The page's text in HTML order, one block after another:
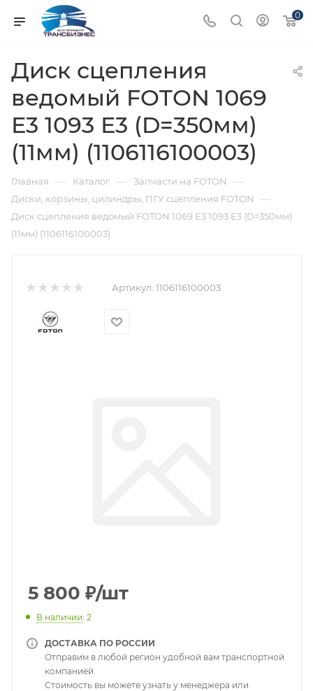
0
Диск сцепления
ведомый FOTON 1069
Е3 1093 Е3 (D=350мм)
(11мм) (1106116100003)
Главная — Каталог — Запчасти на FOTON —
Диски, корзины, цилиндры, ПГУ сцепления FOTON —
Диск сцепления ведомый FOTON 1069 Е3 1093 Е3 (D=350мм)
(11мм) (1106116100003)
Артикул: 1106116100003
5 800 ₽/шт
В наличии: 2
ДОСТАВКА ПО РОССИИ
Отправим в любой регион удобной вам транспортной
компанией.
Стоимость вы можете узнать у менеджера или